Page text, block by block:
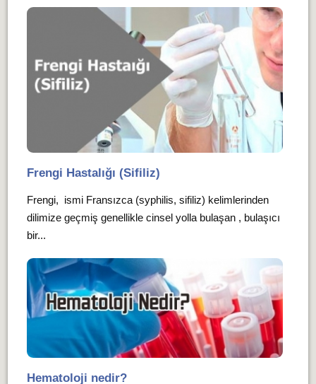
Frengi Hastalığı (Sifiliz)
Frengi, ismi Fransızca (syphilis, sifiliz) kelimlerinden
dilimize geçmiş genellikle cinsel yolla bulaşan , bulaşıcı
bir...
Hematoloji nedir?